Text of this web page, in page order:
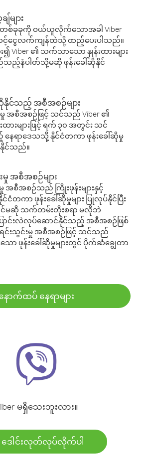
များ
စ်ခုခုကို ဝယ်ယူလိုက်သောအခါ Viber
င့်ငွေလက်ကျန်ထဲသို့ ထည့်ပေးပါသည်။
Viber ၏ သက်သာသော နှုန်းထားများ
မည်သည့်နံပါတ်သို့မဆို ဖုန်းခေါ်ဆိုနိုင်
နိုင်သည့် အစီအစဉ်များ
မှု အစီအစဉ်ဖြင့် သင်သည် Viber ၏
းများဖြင့် ရက် ၃၀ အတွင်း သင်
ေရာဒေသသို့ နိုင်ငံတကာ ဖုန်းခေါ်ဆိုမှု
နိုင်သည်။
အစီအစဉ်များ
အစီအစဉ်သည် ကြိုးဖုန်းများနှင့်
င်ငံတကာ ဖုန်းခေါ်ဆိုမှုများ ပြုလုပ်နိုင်ပြီး
မဆို သက်တမ်းတိုးစရာ မလိုဘဲ
ာင်းလဲလုပ်ဆောင်နိုင်သည့် အစီအစဉ်ဖြစ်
င်းသွင်းမှု အစီအစဉ်ဖြင့် သင်သည်
ော ဖုန်းခေါ်ဆိုမှုများတွင် ပိုက်ဆံချွေတာ
ောက်ထပ် နေရာများ
မရှိသေးဘူးလား။
ဒေါင်းလုတ်လုပ်လိုက်ပါ